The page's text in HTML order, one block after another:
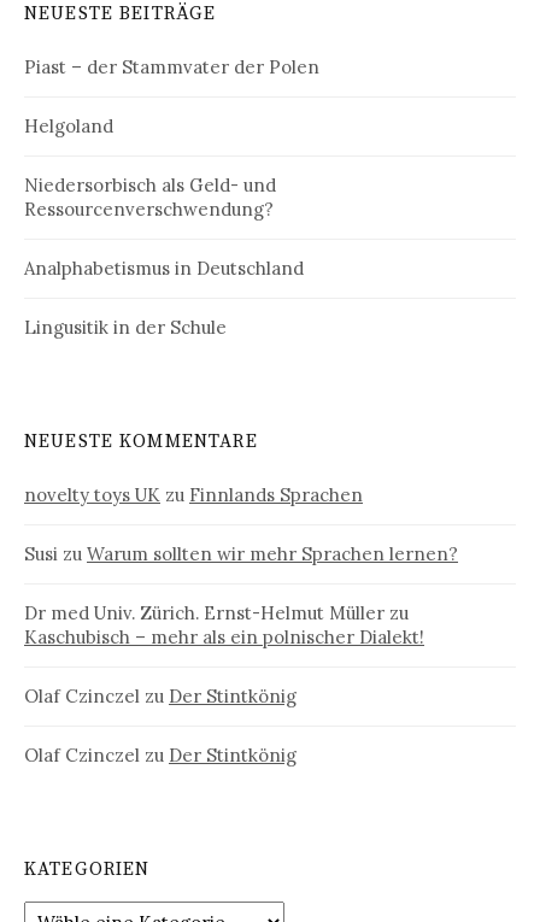
NEUESTE BEITRÄGE
Piast – der Stammvater der Polen
Helgoland
Niedersorbisch als Geld- und
Ressourcenverschwendung?
Analphabetismus in Deutschland
Lingusitik in der Schule
NEUESTE KOMMENTARE
novelty toys UK zu Finnlands Sprachen
Susi zu Warum sollten wir mehr Sprachen lernen?
Dr med Univ. Zürich. Ernst-Helmut Müller zu
Kaschubisch – mehr als ein polnischer Dialekt!
Olaf Czinczel zu Der Stintkönig
Olaf Czinczel zu Der Stintkönig
KATEGORIEN